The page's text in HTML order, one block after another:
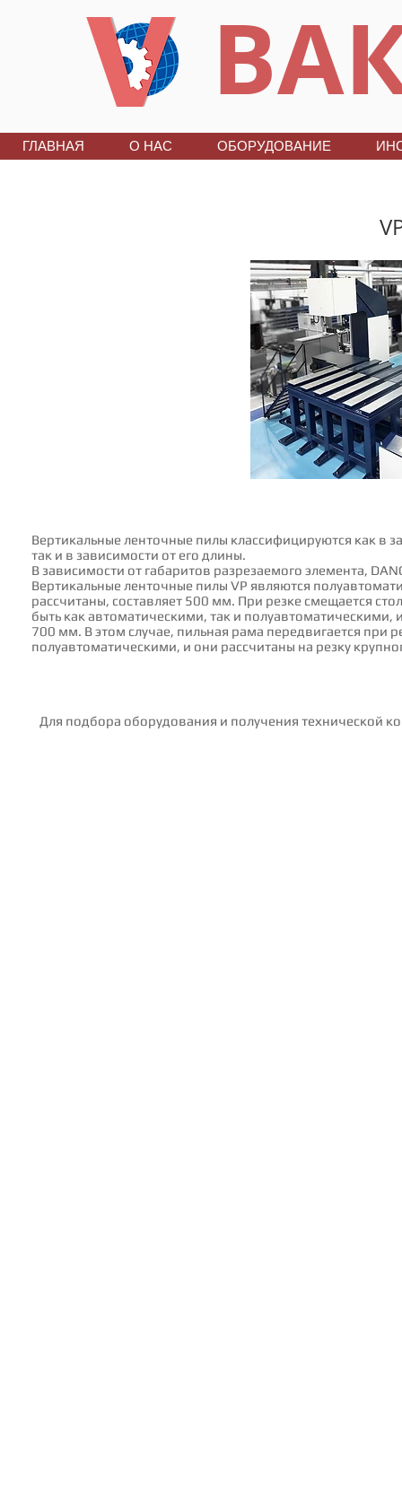
ГЛАВНАЯ О НАС ОБОРУДОВАНИЕ
Вертикальные ленточные пилы классифицируются как в
так и в зависимости от его длины.
В зависимости от габаритов разрезаемого элемента,
Вертикальные ленточные пилы VP являются
рассчитаны, составляет 500 мм. При резке смещается
быть как автоматическими, так и
700 мм. В этом случае, пильная рама передвигается при
полуавтоматическими, и они рассчитаны на резку
Для подбора оборудования и получения технической